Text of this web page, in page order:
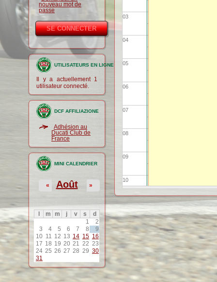
nouveau mot de
passe
UTILISATEURS EN LIGNE
Il y a actuellement 1
utilisateur connecté.
DCF AFFILIAZIONE
Adhésion au
Ducati Club de
France
MINI CALENDRIER
Août
« »
m m j v s
d
1
2
3
4 5 6 7 8
9
10 11 12 13 14 15 16
17 18 19 20 21 22 23
24 25 26 27 28 29 30
31
03
04
05
06
07
08
09
10
11
12
13